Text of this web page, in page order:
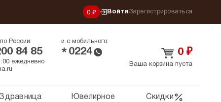
0 ₽ Войти Зарегистрироваться
России:
84 85
и с мобильного:
* 0224
ежедневно
0 ₽
Ваша корзина пуста
Ювелирное Скидки